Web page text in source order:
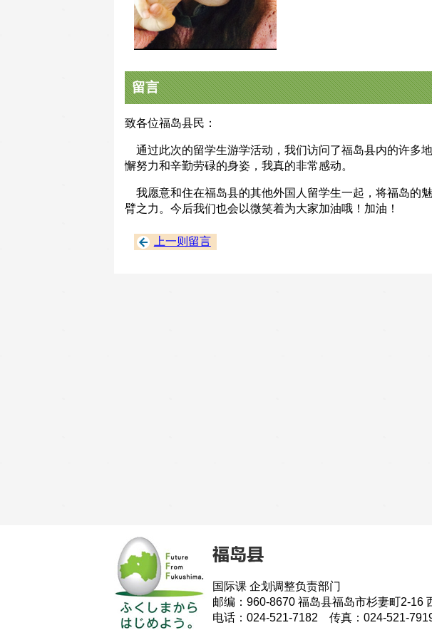
留言
致各位福岛县民：
通过此次的留学生游学活动，我们访问了福岛县内的许多
懈努力和辛勤劳碌的身姿，我真的非常感动。
我愿意和住在福岛县的其他外国人留学生一起，将福岛的
臂之力。今后我们也会以微笑着为大家加油哦！加油！
上一则留言
国际课 企划调整负责部门
邮编：960-8670 福岛县福岛市杉妻町2-16
电话：024-521-7182 传真：024-521-